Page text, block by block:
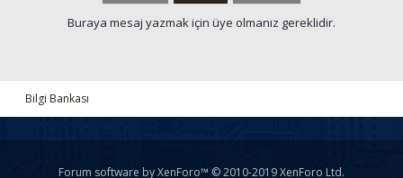
Buraya mesaj yazmak için üye olmanız gereklidir.
Bilgi Bankası
Forum software by XenForo™ © 2010-2019 XenForo Ltd.